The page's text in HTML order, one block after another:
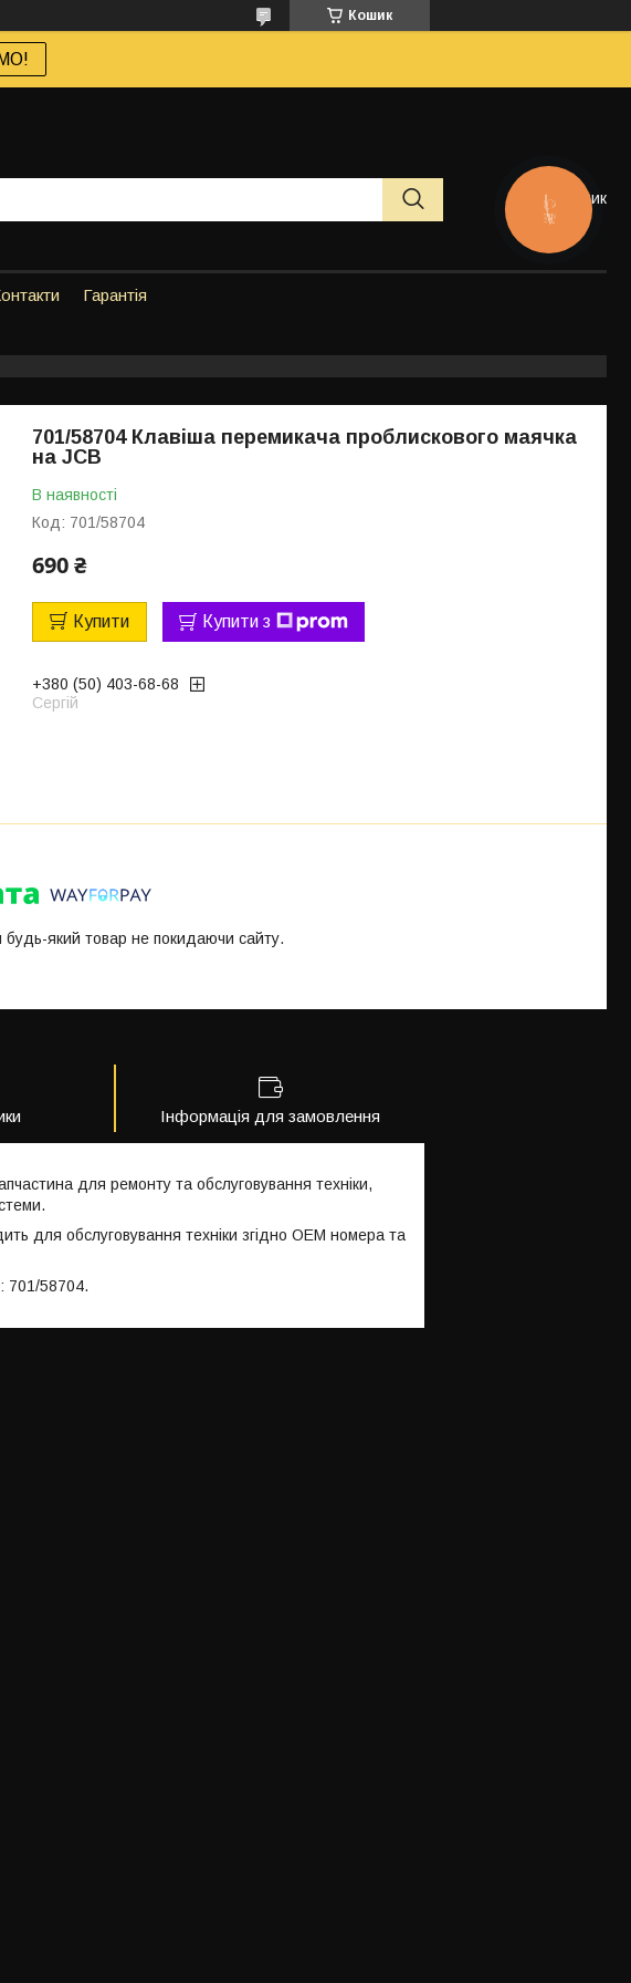
Кошик
Кошик
Гарантія
701/58704 Клавіша перемикача проблискового маячка
на JCB
В наявності
Код: 701/58704
690 ₴
Купити Купити з
+380 (50) 403-68-68
Сергій
будь-який товар не покидаючи сайту.
Інформація для замовлення
для ремонту та обслуговування техніки,
для обслуговування техніки згідно OEM номера та
701/58704.
КНОПКА
ЗВ'ЯЗКУ